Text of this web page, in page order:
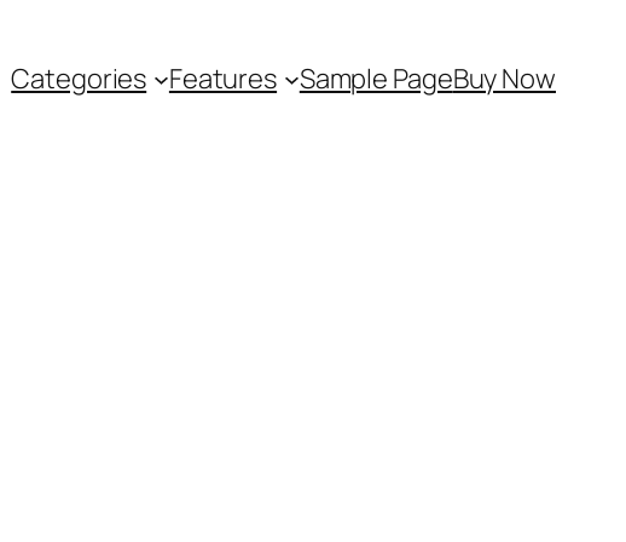
Categories Features Sample PageBuy Now